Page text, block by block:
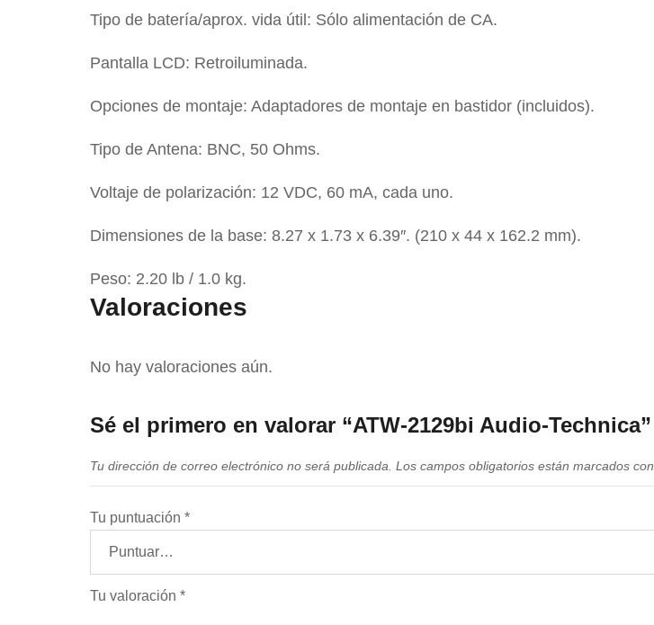
Tipo de batería/aprox. vida útil: Sólo alimentación de CA.
Pantalla LCD: Retroiluminada.
Opciones de montaje: Adaptadores de montaje en bastidor (incluidos).
Tipo de Antena: BNC, 50 Ohms.
Voltaje de polarización: 12 VDC, 60 mA, cada uno.
Dimensiones de la base: 8.27 x 1.73 x 6.39″. (210 x 44 x 162.2 mm).
Peso: 2.20 lb / 1.0 kg.
Valoraciones
No hay valoraciones aún.
Sé el primero en valorar “ATW-2129bi Audio-Technica”
Tu dirección de correo electrónico no será publicada. Los campos obligatorios están marcados con
Tu puntuación *
Tu valoración *